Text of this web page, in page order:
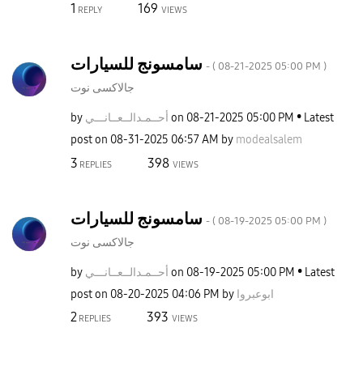
1 REPLY 169 VIEWS
- ( ‎08-21-2025 05:00 PM )
جالاكسى نوت
by أحــمـدالــعــانـــي on ‎08-21-2025 05:00 PM
Latest
post on ‎08-31-2025 06:57 AM by modealsalem
3 REPLIES 398 VIEWS
- ( ‎08-19-2025 05:00 PM )
جالاكسى نوت
by أحــمـدالــعــانـــي on ‎08-19-2025 05:00 PM
Latest
post on ‎08-20-2025 04:06 PM by ابوعبروا
2REPLIES 393 VIEWS